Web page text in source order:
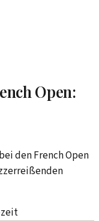
Open:
den French Open